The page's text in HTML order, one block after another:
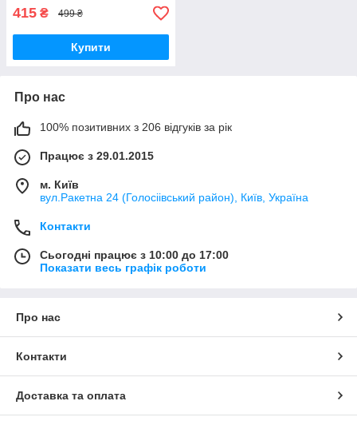
415 ₴ 499 ₴
Купити
Про нас
100% позитивних з 206 відгуків за рік
Працює з 29.01.2015
м. Київ
вул.Ракетна 24 (Голосіівський район), Київ, Україна
Контакти
Сьогодні працює з 10:00 до 17:00
Показати весь графік роботи
Про нас
Контакти
Доставка та оплата